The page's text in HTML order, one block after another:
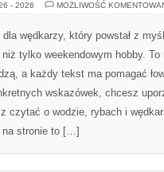
- 2026 MOŻLIWOŚĆ
dla wędkarzy, który powstał z
tylko weekendowym hobby.
a każdy tekst ma pomagać
wskazówek, chcesz
czytać o wodzie, rybach i
na stronie to […]